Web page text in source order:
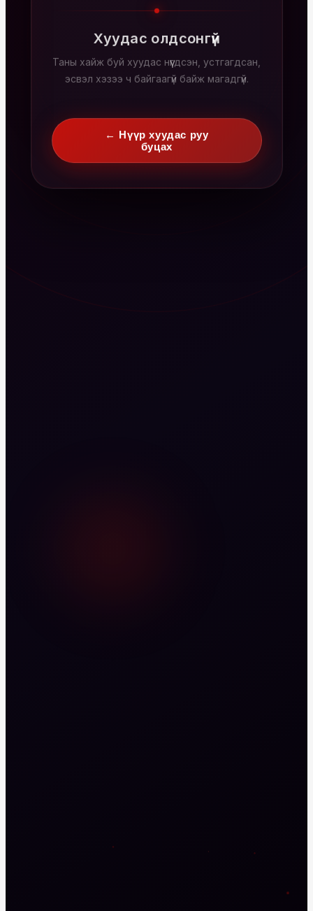
Хуудас олдсонгүй
Таны хайж буй хуудас нүүгдсэн, устгагдсан,
эсвэл хэзээ ч байгаагүй байж магадгүй.
← Нүүр хуудас руу
буцах